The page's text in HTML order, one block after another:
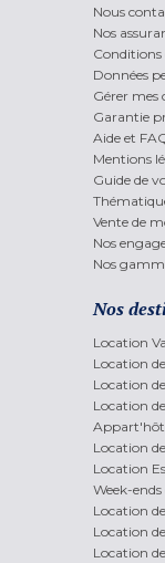
Nous
Nos
Conditions
Données
Gérer mes
Garantie
Aide et
Mentions
Guide de
Vente de
Nos
Nos
Nos
Location
Location
Location
Location
Location
Location
Week-
Location
Location
Location